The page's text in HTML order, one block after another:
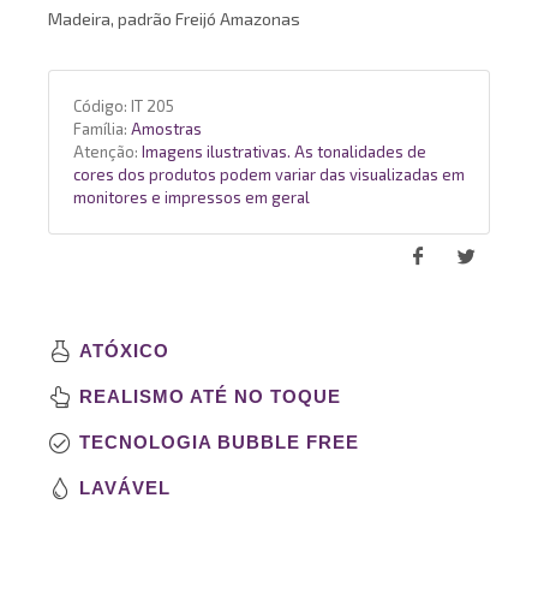
Madeira, padrão Freijó Amazonas
Código: IT 205
Família: Amostras
Atenção: Imagens ilustrativas. As tonalidades de
cores dos produtos podem variar das visualizadas em
monitores e impressos em geral
ATÓXICO
REALISMO ATÉ NO TOQUE
TECNOLOGIA BUBBLE FREE
LAVÁVEL